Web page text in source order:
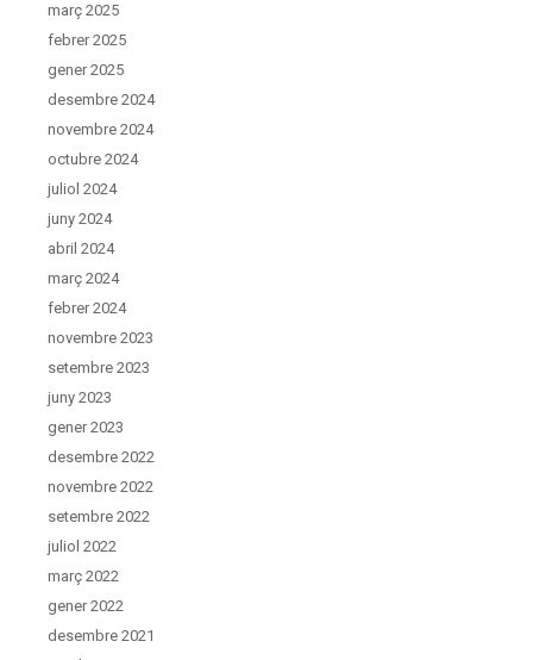
març 2025
febrer 2025
gener 2025
desembre 2024
novembre 2024
octubre 2024
juliol 2024
juny 2024
abril 2024
març 2024
febrer 2024
novembre 2023
setembre 2023
juny 2023
gener 2023
desembre 2022
novembre 2022
setembre 2022
juliol 2022
març 2022
gener 2022
desembre 2021